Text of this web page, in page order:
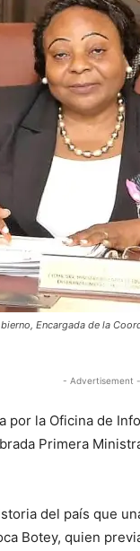
Encargada de la
- Advertisement -
por la Oficina de
Primera
del país que
Botey, quien